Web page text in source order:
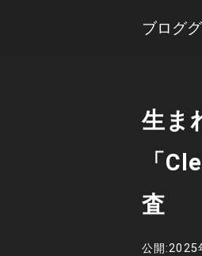
ブロググ
生ま
「
査
公開:2025